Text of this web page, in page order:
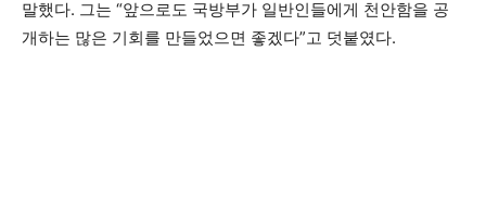
말했다. 그는 “앞으로도 국방부가 일반인들에게 천안함을 공
개하는 많은 기회를 만들었으면 좋겠다”고 덧붙였다.